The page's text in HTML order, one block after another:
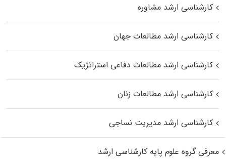
کارشناسی ارشد مشاوره
کارشناسی ارشد مطالعات جهان
کارشناسی ارشد مطالعات دفاعی استراتژیک
کارشناسی ارشد مطالعات زنان
کارشناسی ارشد مدیریت نساجی
معرفی گروه علوم پایه کارشناسی ارشد